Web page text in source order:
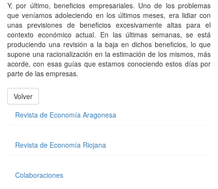
Y, por último, beneficios empresariales. Uno de los problemas
que veníamos adoleciendo en los últimos meses, era lidiar con
unas previsiones de beneficios excesivamente altas para el
contexto económico actual. En las últimas semanas, se está
produciendo una revisión a la baja en dichos beneficios, lo que
supone una racionalización en la estimación de los mismos, más
acorde, con esas guías que estamos conociendo estos días por
parte de las empresas.
Volver
Revista de Economía Aragonesa
Revista de Economía Riojana
Colaboraciones